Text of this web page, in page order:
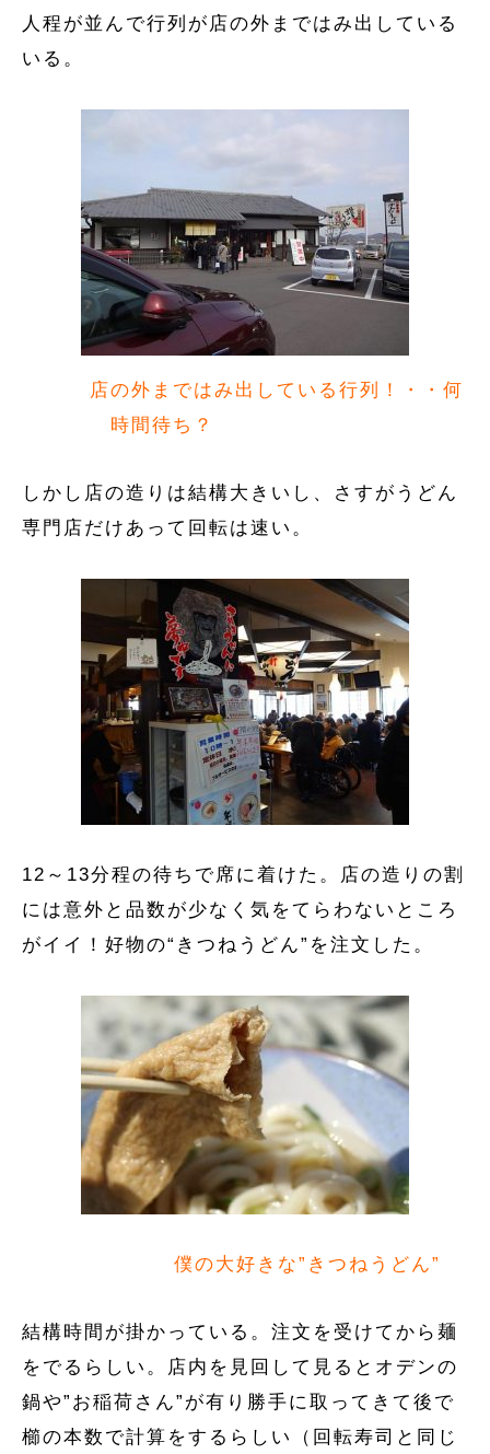
人程が並んで行列が店の外まではみ出している
いる。
店の外まではみ出している行列！・・何
時間待ち？
しかし店の造りは結構大きいし、さすがうどん
専門店だけあって回転は速い。
12～13分程の待ちで席に着けた。店の造りの割
には意外と品数が少なく気をてらわないところ
がイイ！好物の“きつねうどん”を注文した。
僕の大好きな”きつねうどん”
結構時間が掛かっている。注文を受けてから麺
をでるらしい。店内を見回して見るとオデンの
鍋や”お稲荷さん”が有り勝手に取ってきて後で
櫛の本数で計算をするらしい（回転寿司と同じ